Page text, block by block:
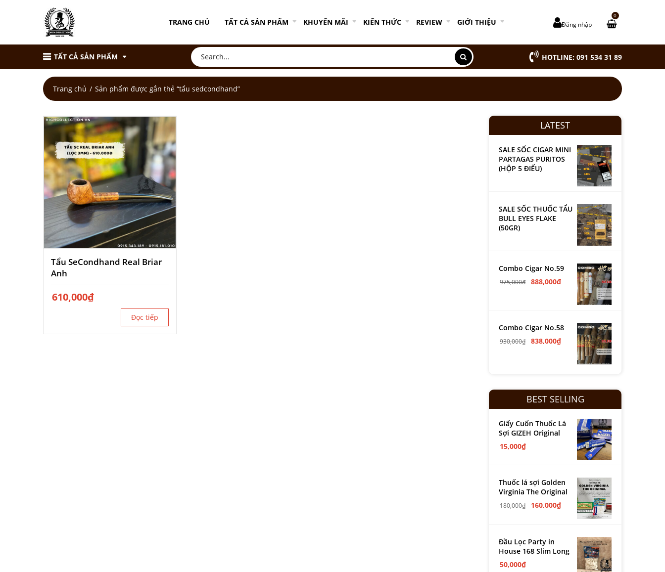
TRANG CHỦ TẤT CẢ SẢN PHẨM KHUYẾN MÃI KIẾN THỨC REVIEW GIỚI THIỆU Đăng nhập
0
TẤT CẢ SẢN PHẨM HOTLINE: 091 534 31 89
Trang chủ Sản phẩm được gắn thẻ “tẩu sedcondhand”
Tẩu SeCondhand Real Briar
Anh
610,000₫
Đọc tiếp
LATEST
SALE SỐC CIGAR MINI
PARTAGAS PURITOS
(HỘP 5 ĐIẾU)
SALE SỐC THUỐC TẨU
BULL EYES FLAKE
(50GR)
Combo Cigar No.59
975,000₫ 888,000₫
Combo Cigar No.58
930,000₫ 838,000₫
BEST SELLING
Giấy Cuốn Thuốc Lá
Sợi GIZEH Original
15,000₫
Thuốc lá sợi Golden
Virginia The Original
180,000₫ 160,000₫
Đầu Lọc Party in
House 168 Slim Long
50,000₫